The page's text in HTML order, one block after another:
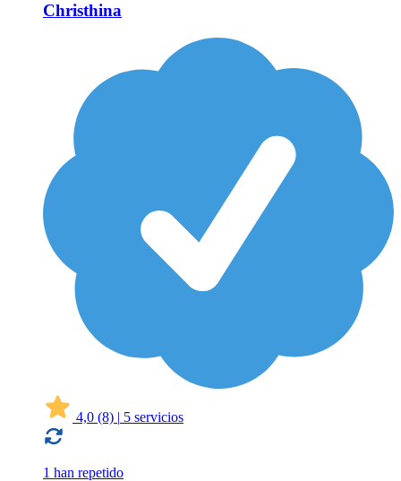
Christhina
4,0 (8) | 5 servicios
1 han repetido